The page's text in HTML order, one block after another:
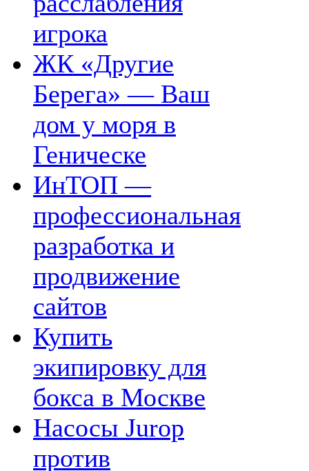
игрока
ЖК «Другие
Берега» — Ваш
дом у моря в
Геническе
ИнТОП —
профессиональная
разработка и
продвижение
сайтов
Купить
экипировку для
бокса в Москве
Насосы Jurop
против